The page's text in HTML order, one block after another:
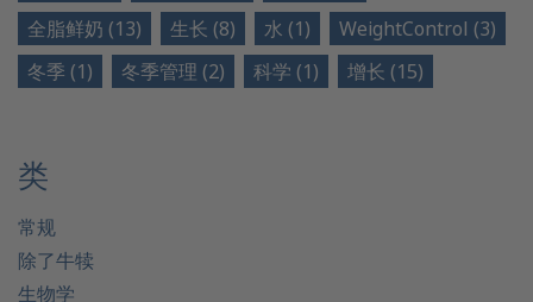
全脂鲜奶 (13)
生长 (8) 水 (1)
WeightControl (3)
冬季 (1)
冬季管理 (2) 科学 (1) 增长 (15)
类
常规
除了牛犊
生物学